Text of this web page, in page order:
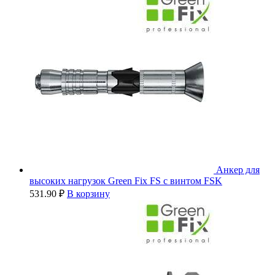
Анкер для
высоких нагрузок Green Fix FS с винтом FSK
531.90 ₽ В корзину